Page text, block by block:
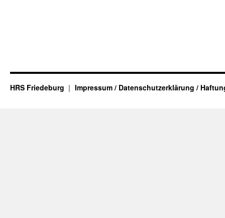
HRS Friedeburg Impressum / Datenschutzerklärung /